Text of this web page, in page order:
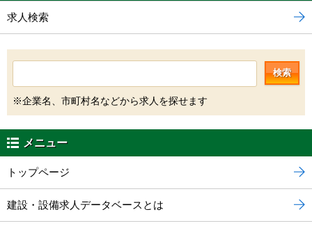
求人検索
検索
※企業名、市町村名などから求人を探せます
メニュー
トップページ
建設・設備求人データベースとは